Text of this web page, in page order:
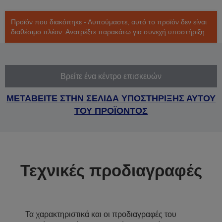
Προϊόν που διακόπηκε - Λυπούμαστε, αυτό το προϊόν δεν είναι
διαθέσιμο πλέον. Ανατρέξτε παρακάτω για συνεχή υποστήριξη.
Βρείτε ένα κέντρο επισκευών
ΜΕΤΑΒΕΙΤΕ ΣΤΗΝ ΣΕΛΙΔΑ ΥΠΟΣΤΗΡΙΞΗΣ ΑΥΤΟΥ
ΤΟΥ ΠΡΟΪΟΝΤΟΣ
Τεχνικές προδιαγραφές
Τα χαρακτηριστικά και οι προδιαγραφές του